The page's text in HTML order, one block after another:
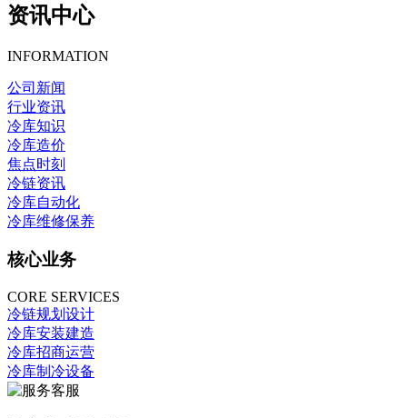
资讯中心
INFORMATION
公司新闻
行业资讯
冷库知识
冷库造价
焦点时刻
冷链资讯
冷库自动化
冷库维修保养
核心业务
CORE SERVICES
冷链规划设计
冷库安装建造
冷库招商运营
冷库制冷设备